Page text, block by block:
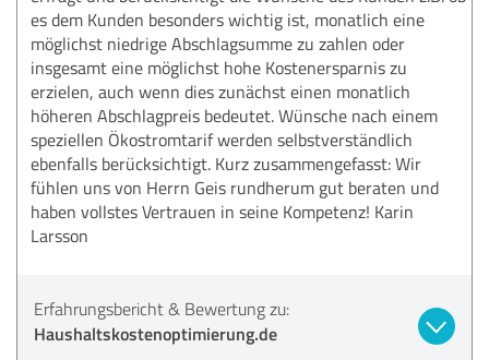
es dem Kunden besonders wichtig ist, monatlich eine
möglichst niedrige Abschlagsumme zu zahlen oder
insgesamt eine möglichst hohe Kostenersparnis zu
erzielen, auch wenn dies zunächst einen monatlich
höheren Abschlagpreis bedeutet. Wünsche nach einem
speziellen Ökostromtarif werden selbstverständlich
ebenfalls berücksichtigt. Kurz zusammengefasst: Wir
fühlen uns von Herrn Geis rundherum gut beraten und
haben vollstes Vertrauen in seine Kompetenz! Karin
Larsson
Erfahrungsbericht & Bewertung zu:
Haushaltskostenoptimierung.de